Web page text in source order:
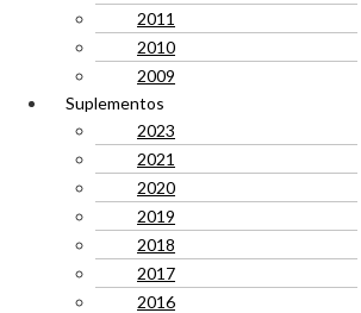
2011
2010
2009
Suplementos
2023
2021
2020
2019
2018
2017
2016